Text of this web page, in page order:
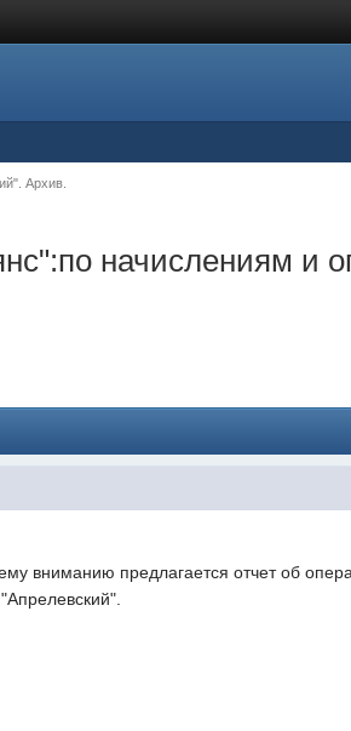
Архив.
начислениям и
вниманию предлагается отчет об